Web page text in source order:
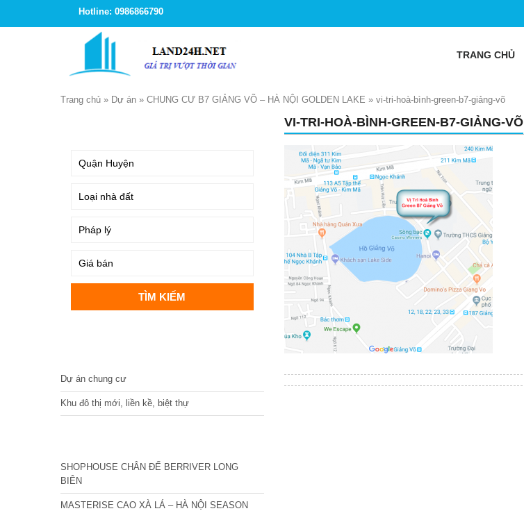
Hotline: 0986866790
TRANG CHỦ
Trang chủ » Dự án » CHUNG CƯ B7 GIẢNG VÕ – HÀ NỘI GOLDEN LAKE » vi-tri-hoà-bình-green-b7-giảng-võ
VI-TRI-HOÀ-BÌNH-GREEN-B7-GIẢNG-VÕ
Dự án chung cư
Khu đô thị mới, liền kề, biệt thự
SHOPHOUSE CHÂN ĐẾ BERRIVER LONG
BIÊN
MASTERISE CAO XÀ LÁ – HÀ NỘI SEASON